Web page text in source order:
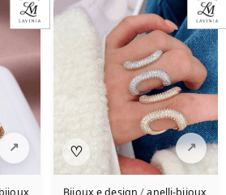
♡
Bijoux e design /anelli-bijoux